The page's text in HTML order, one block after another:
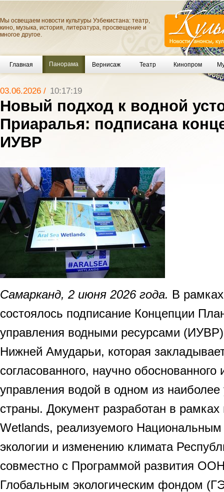
Мы освещаем новости культуры Узбекистана: театр,
кино, музыка, история, литература, просвещение и
многое другое.
Главная Панорама Вернисаж Театр Кинопром
03.06.2026 / 10:17:19
Новый подход к водной
Приаралья: подписана
ИУВР
Самарканд, 2 июня 2026 года. В
состоялось подписание Концепции
управления водными ресурсами
Нижней Амударьи, которая
согласованного, научно обоснованного
управления водой в одном из
страны. Документ разработан в рамках
Wetlands, реализуемого
экологии и изменению климата
совместно с Программой развития
Глобальным экологическим фондом